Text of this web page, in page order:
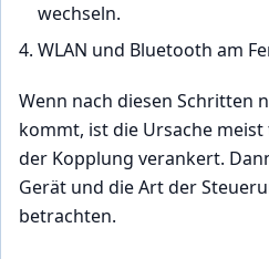
wechseln.
WLAN und Bluetooth am
Wenn nach diesen Schritten
kommt, ist die Ursache
der Kopplung verankert.
Gerät und die Art der
betrachten.